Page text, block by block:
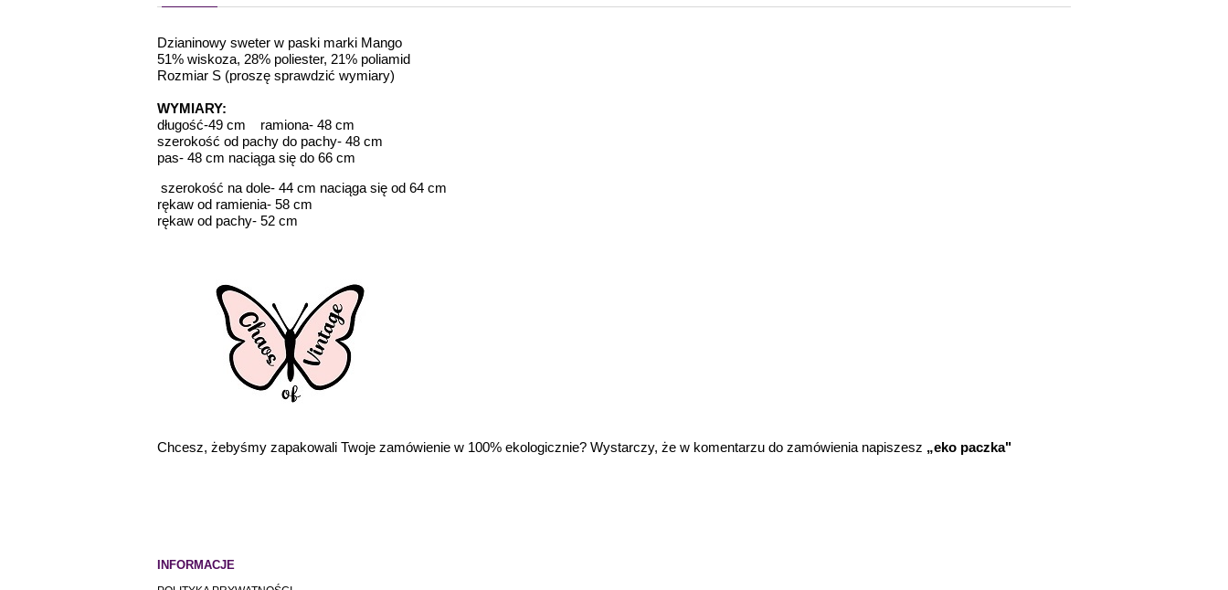
Dzianinowy sweter w paski marki Mango
51% wiskoza, 28% poliester, 21% poliamid
Rozmiar S (proszę sprawdzić wymiary)
WYMIARY:
długość-49 cm ramiona- 48 cm
szerokość od pachy do pachy- 48 cm
pas- 48 cm naciąga się do 66 cm
szerokość na dole- 44 cm naciąga się od 64 cm
rękaw od ramienia- 58 cm
rękaw od pachy- 52 cm
Chcesz, żebyśmy zapakowali Twoje zamówienie w 100% ekologicznie? Wystarczy, że w komentarzu do zamówienia napiszesz „eko paczka"
INFORMACJE